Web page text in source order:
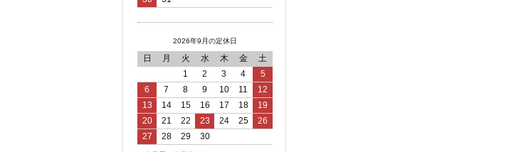
2026年9月の定休日
日 月 火 水 木 金
土
1
2 3 4
5
6
7 8 9 10 11
12
13
14 15 16 17 18
19
20
21 22 23 24 25
26
27
28 29 30